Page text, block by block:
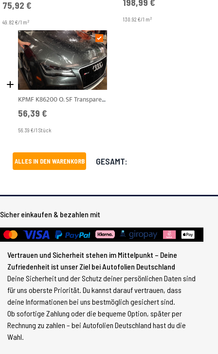
75,92 €
49.82 €/1 m2 130.92 €/1 m2
KPMF K86200 O. SF Transparent Gloss 1,245 m Steinschlagschutzfolie
56,39 €
56.39 €/1 Stück
ALLES IN DEN WARENKORB GESAMT:
Sicher einkaufen & bezahlen mit
Vertrauen und Sicherheit stehen im Mittelpunkt – Deine
Zufriedenheit ist unser Ziel bei Autofolien Deutschland
Deine Sicherheit und der Schutz deiner persönlichen Daten sind
für uns oberste Priorität. Du kannst darauf vertrauen, dass
deine Informationen bei uns bestmöglich gesichert sind.
Ob sofortige Zahlung oder die bequeme Option, später per
Rechnung zu zahlen – bei Autofolien Deutschland hast du die
Wahl.